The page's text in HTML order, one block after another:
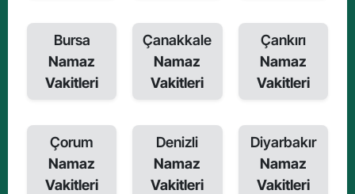
Bursa
Namaz
Vakitleri
Çanakkale
Namaz
Vakitleri
Çankırı
Namaz
Vakitleri
Çorum
Namaz
Vakitleri
Denizli
Namaz
Vakitleri
Diyarbakır
Namaz
Vakitleri